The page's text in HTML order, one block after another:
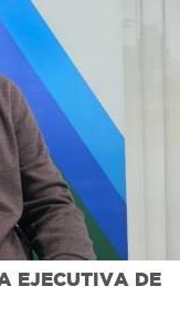
EJECUTIVA DE